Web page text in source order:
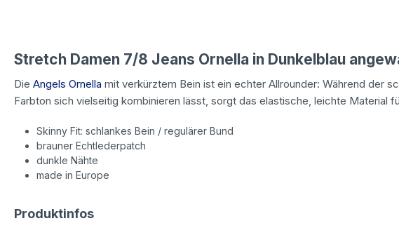
Stretch Damen 7/8 Jeans Ornella in Dunkelblau
Die Angels Ornella mit verkürztem Bein ist ein echter Allrounder: Während der
Farbton sich vielseitig kombinieren lässt, sorgt das elastische, leichte Material
Skinny Fit: schlankes Bein / regulärer Bund
brauner Echtlederpatch
dunkle Nähte
made in Europe
Produktinfos